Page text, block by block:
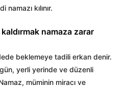
kılınır.
namaza zarar
beklemeye tadili erkan denir.
yerli yerinde ve düzenli
müminin miracı ve